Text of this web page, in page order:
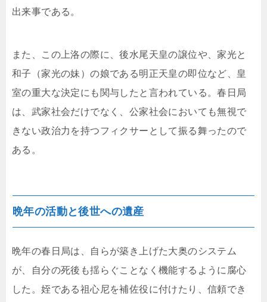
出来事である。
また、この上洛の際に、後水尾天皇の譲位や、家光と
和子（家光の妹）の娘である明正天皇の即位など、皇
室の重大な決定にも関与したと言われている。春日局
は、武家社会だけでなく、公家社会においても無視で
きない政治力を持つフィクサーとして振る舞ったので
ある。
晩年の活動と後世への遺産
晩年の春日局は、自らが築き上げた大奥のシステム
が、自分の死後も揺らぐことなく機能するように腐心
した。姪である祖心尼を補佐役に付けたり、信頼でき